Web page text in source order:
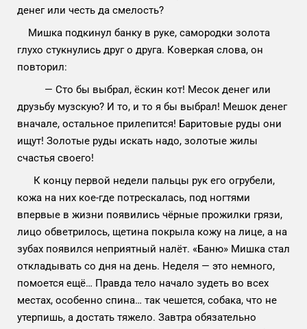
денег или честь да смелость?
Мишка подкинул банку в руке, самородки золота
глухо стукнулись друг о друга. Коверкая слова, он
повторил:
— Сто бы выбрал, ёскин кот! Месок денег или
друзьбу музскую? И то, и то я бы выбрал! Мешок денег
вначале, остальное прилепится! Баритовые руды они
ищут! Золотые руды искать надо, золотые жилы
счастья своего!
К концу первой недели пальцы рук его огрубели,
кожа на них кое-где потрескалась, под ногтями
впервые в жизни появились чёрные прожилки грязи,
лицо обветрилось, щетина покрыла кожу на лице, а на
зубах появился неприятный налёт. «Баню» Мишка стал
откладывать со дня на день. Неделя — это немного,
помоется ещё… Правда тело начало зудеть во всех
местах, особенно спина… так чешется, собака, что не
утерпишь, а достать тяжело. Завтра обязательно